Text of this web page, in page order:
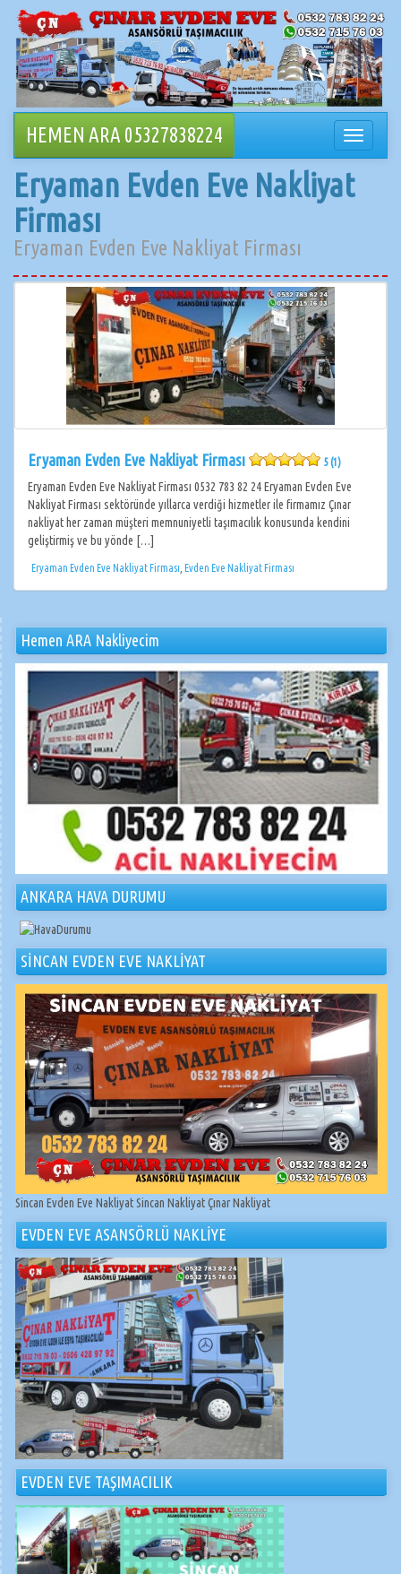
İçeriğe
geçin
HEMEN ARA 05327838224
değiştir
Eryaman Evden Eve Nakliyat
Firması
Eryaman Evden Eve Nakliyat Firması
Eryaman Evden Eve Nakliyat Firması 5 (1)
Eryaman Evden Eve Nakliyat Firması 0532 783 82 24 Eryaman Evden Eve
Nakliyat Firması sektöründe yıllarca verdiği hizmetler ile firmamız Çınar
nakliyat her zaman müşteri memnuniyetli taşımacılık konusunda kendini
geliştirmiş ve bu yönde […]
Eryaman Evden Eve Nakliyat Firması Evden Eve Nakliyat Firması
Hemen ARA Nakliyecim
ANKARA HAVA DURUMU
SİNCAN EVDEN EVE NAKLİYAT
Sincan Evden Eve Nakliyat Sincan Nakliyat Çınar Nakliyat
EVDEN EVE ASANSÖRLÜ NAKLİYE
EVDEN EVE TAŞIMACILIK